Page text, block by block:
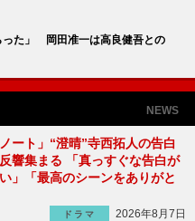
った」 岡田准一は高良健吾との
NEWS
ノート」“澄晴”寺西拓人の告白
響集まる 「真っすぐな告白が
」「最高のシーンをありがと
ドラマ
2026年8月7日